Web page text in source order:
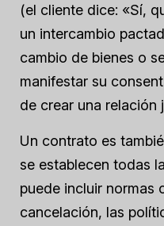
(el cliente dice: «Sí,
un intercambio
cambio de bienes o
manifestar su
de crear una relación
Un contrato es
se establecen todas
puede incluir normas
cancelación, las